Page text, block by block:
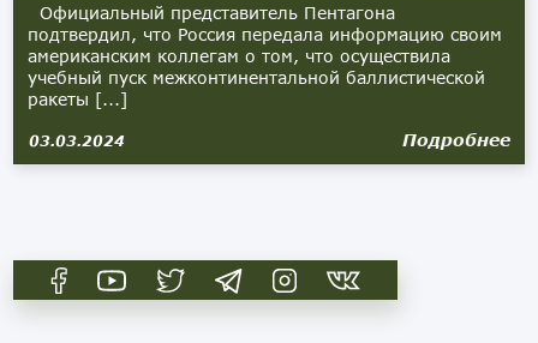
Официальный представитель Пентагона
подтвердил, что Россия передала информацию своим
американским коллегам о том, что осуществила
учебный пуск межконтинентальной баллистической
ракеты [...]
03.03.2024 Подробнее